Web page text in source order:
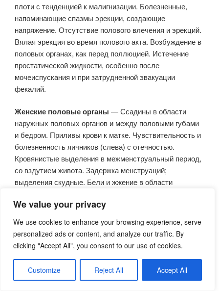
We value your privacy
We use cookies to enhance your browsing experience, serve
personalized ads or content, and analyze our traffic. By
clicking "Accept All", you consent to our use of cookies.
Customize Reject All Accept All
плоти с тенденцией к малигнизации. Болезненные,
напоминающие спазмы эрекции, создающие
напряжение. Отсутствие полового влечения и эрекций.
Вялая эрекция во время полового акта. Возбуждение в
половых органах, как перед поллюцией. Истечение
простатической жидкости, особенно после
мочеиспускания и при затрудненной эвакуации
фекалий.
Женские половые органы — Ссадины в области
наружных половых органов и между половыми губами
и бедром. Приливы крови к матке. Чувствительность и
болезненность яичников (слева) с отечностью.
Кровянистые выделения в межменструальный период,
со вздутием живота. Задержка менструаций;
выделения скудные. Бели и жжение в области
на коже молочных желез, с жалящей и жгучей болью по
краям и запахом старого сыра. Зуд в сосках.
Органы дыхания — Охриплость. Боль и повышенная
чувствительность гортани к холоду; голос грубый и
слабый; истощение; гектическая лихорадка и
сонливость. Дыхание с хрипами во сне. Опухоль под